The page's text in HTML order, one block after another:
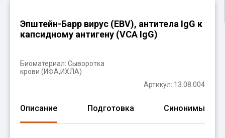
Эпштейн-Барр вирус (EBV), антитела IgG к
капсидному антигену (VCA IgG)
Биоматериал: Сыворотка
крови (ИФА,ИХЛА)
Артикул: 13.08.004
Описание Подготовка Синонимы